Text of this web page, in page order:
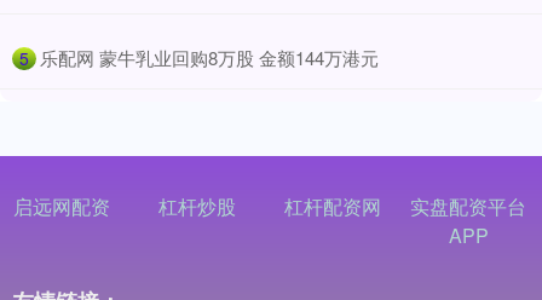
5 ​乐配网 蒙牛乳业回购8万股 金额144万港元
启远网配资 杠杆炒股 杠杆配资网
实盘配资平台
APP